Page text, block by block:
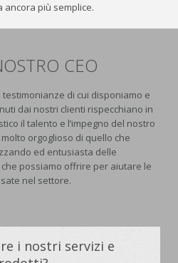
più semplice.
CEO
testimonianze di cui disponiamo e
dai nostri clienti rispecchiano in
il talento e l’impegno del nostro
orgoglioso di quello che
ed entusiasta delle
possiamo offrire per aiutare le
nel settore.
i nostri servizi e